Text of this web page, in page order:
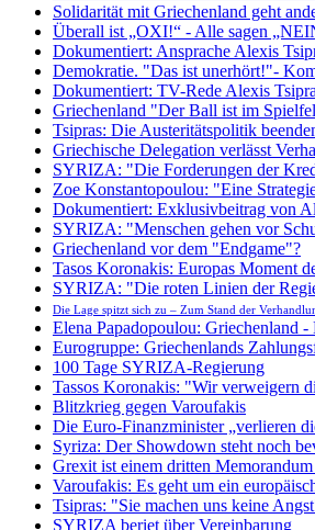
Solidarität mit Griechenland geht
Überall ist „OXI!“ - Alle sagen
Dokumentiert: Ansprache Alexis
Demokratie. "Das ist unerhört!"-
Dokumentiert: TV-Rede Alexis
Griechenland "Der Ball ist im
Tsipras: Die Austeritätspolitik
Griechische Delegation verlässt
SYRIZA: "Die Forderungen der
Zoe Konstantopoulou: "Eine
Dokumentiert: Exklusivbeitrag von
SYRIZA: "Menschen gehen vor
Griechenland vor dem "Endgame"?
Tasos Koronakis: Europas Moment
SYRIZA: "Die roten Linien der
Die Lage spitzt sich zu – Zum Stand der
Elena Papadopoulou: Griechenland -
Eurogruppe: Griechenlands
100 Tage SYRIZA-Regierung
Tassos Koronakis: "Wir verweigern
Blitzkrieg gegen Varoufakis
Die Euro-Finanzminister „verlieren
Syriza: Der Showdown steht noch
Grexit ist einem dritten
Varoufakis: Es geht um ein
Tsipras: "Sie machen uns keine
SYRIZA beriet über Vereinbarung